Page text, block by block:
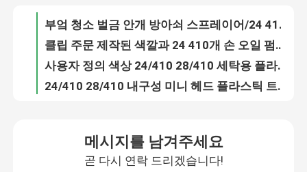
품질 관리
맞춤형 색상 24/410 28/410 플라스틱 트리거 스프레이어 병 씻기
메시지를 남겨주세요
곧 다시 연락 드리겠습니다!